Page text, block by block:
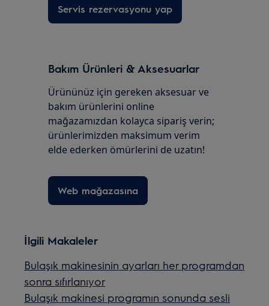
Servis rezervasyonu yap
Bakım Ürünleri & Aksesuarlar
Ürününüz için gereken aksesuar ve
bakım ürünlerini online
mağazamızdan kolayca sipariş verin;
ürünlerimizden maksimum verim
elde ederken ömürlerini de uzatın!
Web mağazasına
İlgili Makaleler
Bulaşık makinesinin ayarları her programdan
sonra sıfırlanıyor
Bulaşık makinesi programın sonunda sesli